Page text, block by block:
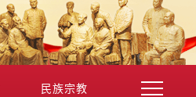
民族宗教